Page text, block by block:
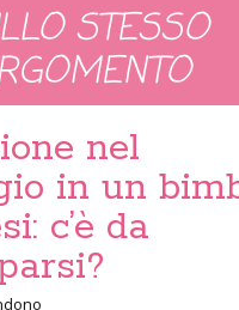
STESSO
nel
in un
c’è da